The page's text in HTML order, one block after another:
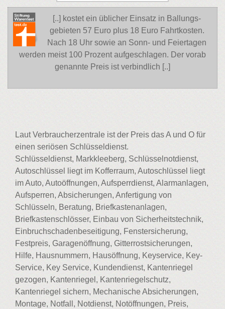
[..] kostet ein üblicher Einsatz in Ballungs-
gebieten 57 Euro plus 18 Euro Fahrtkosten.
Nach 18 Uhr sowie an Sonn- und Feiertagen
werden meist 100 Prozent aufgeschlagen. Der vorab
genannte Preis ist verbindlich [..]
Laut Verbraucherzentrale ist der Preis das A und O für
einen seriösen Schlüsseldienst.
Schlüsseldienst, Markkleeberg, Schlüsselnotdienst,
Autoschlüssel liegt im Kofferraum, Autoschlüssel liegt
im Auto, Autoöffnungen, Aufsperrdienst, Alarmanlagen,
Aufsperren, Absicherungen, Anfertigung von
Schlüsseln, Beratung, Briefkastenanlagen,
Briefkastenschlösser, Einbau von Sicherheitstechnik,
Einbruchschadenbeseitigung, Fenstersicherung,
Festpreis, Garagenöffnung, Gitterrostsicherungen,
Hilfe, Hausnummern, Hausöffnung, Keyservice, Key-
Service, Key Service, Kundendienst, Kantenriegel
gezogen, Kantenriegel, Kantenriegelschutz,
Kantenriegel sichern, Mechanische Absicherungen,
Montage, Notfall, Notdienst, Notöffnungen, Preis,